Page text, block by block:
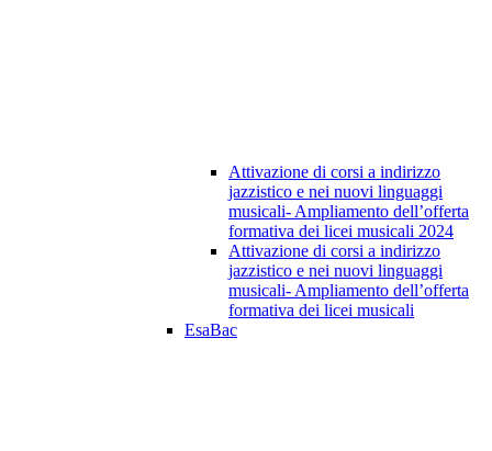
Attivazione di corsi a indirizzo
jazzistico e nei nuovi linguaggi
musicali- Ampliamento dell’offerta
formativa dei licei musicali 2024
Attivazione di corsi a indirizzo
jazzistico e nei nuovi linguaggi
musicali- Ampliamento dell’offerta
formativa dei licei musicali
EsaBac